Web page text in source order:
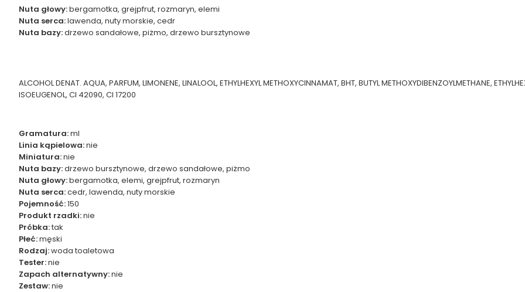
Nuta głowy:bergamotka, grejpfrut, rozmaryn, elemi
Nuta serca:lawenda, nuty morskie, cedr
Nuta bazy:drzewo sandałowe, piżmo, drzewo bursztynowe
ALCOHOL DENAT. AQUA, PARFUM, LIMONENE, LINALOOL, ETHYLHEXYL METHOXYCINNAMAT, BHT, BUTYL METHOXYDIBENZOYLMETHANE,
ISOEUGENOL, CI 42090, CI 17200
Gramatura:ml
Linia kąpielowa:nie
Miniatura:nie
Nuta bazy:drzewo bursztynowe, drzewo sandałowe, piżmo
Nuta głowy:bergamotka, elemi, grejpfrut, rozmaryn
Nuta serca:cedr, lawenda, nuty morskie
Pojemność:150
Produkt rzadki:nie
Próbka:tak
Płeć:męski
Rodzaj:woda toaletowa
Tester:nie
Zapach alternatywny:nie
Zestaw:nie